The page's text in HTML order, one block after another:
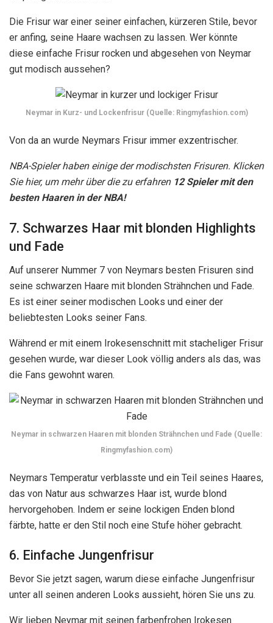
Die Frisur war einer seiner einfachen, kürzeren Stile, bevor
er anfing, seine Haare wachsen zu lassen. Wer könnte
diese einfache Frisur rocken und abgesehen von Neymar
gut modisch aussehen?
Neymar in Kurz- und Lockenfrisur (Quelle: Ringmyfashion.com)
Von da an wurde Neymars Frisur immer exzentrischer.
NBA-Spieler haben einige der modischsten Frisuren. Klicken
Sie hier, um mehr über die zu erfahren 12 Spieler mit den
besten Haaren in der NBA!
7. Schwarzes Haar mit blonden Highlights
und Fade
Auf unserer Nummer 7 von Neymars besten Frisuren sind
seine schwarzen Haare mit blonden Strähnchen und Fade.
Es ist einer seiner modischen Looks und einer der
beliebtesten Looks seiner Fans.
Während er mit einem Irokesenschnitt mit stacheliger Frisur
gesehen wurde, war dieser Look völlig anders als das, was
die Fans gewohnt waren.
Neymar in schwarzen Haaren mit blonden Strähnchen und Fade (Quelle:
Ringmyfashion.com)
Neymars Temperatur verblasste und ein Teil seines Haares,
das von Natur aus schwarzes Haar ist, wurde blond
hervorgehoben. Indem er seine lockigen Enden blond
färbte, hatte er den Stil noch eine Stufe höher gebracht.
6. Einfache Jungenfrisur
Bevor Sie jetzt sagen, warum diese einfache Jungenfrisur
unter all seinen anderen Looks aussieht, hören Sie uns zu.
Wir lieben Neymar mit seinen farbenfrohen Irokesen